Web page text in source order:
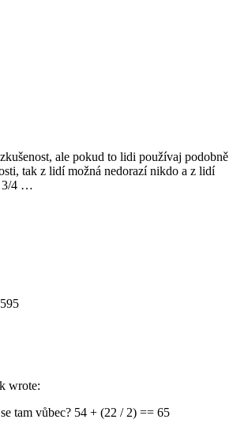
ale pokud to lidi používaj podobně
tak z lidí možná nedorazí nikdo a z lidí
3/4 …
wrote:
tam vůbec? 54 + (22 / 2) == 65